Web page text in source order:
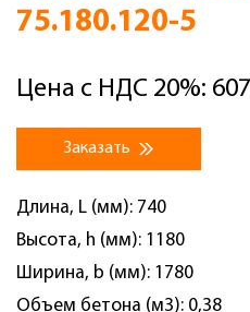
75.180.120-5
Цена с НДС 20%:
Заказать
Длина, L (мм): 740
Высота, h (мм): 1180
Ширина, b (мм): 1780
Объем бетона (м3): 0,38